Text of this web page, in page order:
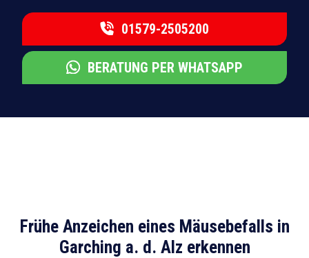
01579-2505200
BERATUNG PER WHATSAPP
Frühe Anzeichen eines Mäusebefalls in
Garching a. d. Alz erkennen